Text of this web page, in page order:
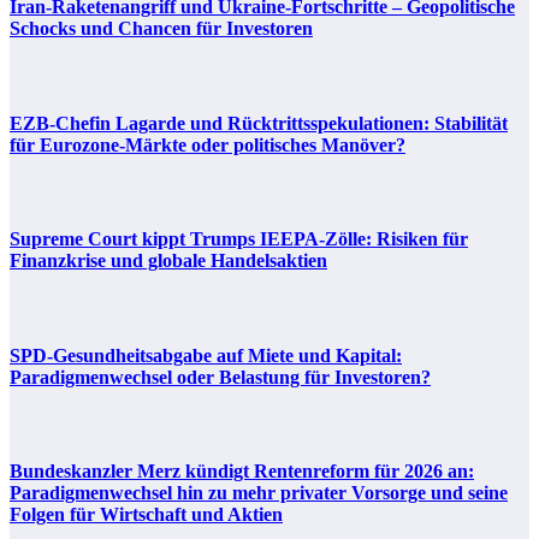
Iran-Raketenangriff und Ukraine-Fortschritte – Geopolitische
Schocks und Chancen für Investoren
EZB-Chefin Lagarde und Rücktrittsspekulationen: Stabilität
für Eurozone-Märkte oder politisches Manöver?
Supreme Court kippt Trumps IEEPA-Zölle: Risiken für
Finanzkrise und globale Handelsaktien
SPD-Gesundheitsabgabe auf Miete und Kapital:
Paradigmenwechsel oder Belastung für Investoren?
Bundeskanzler Merz kündigt Rentenreform für 2026 an:
Paradigmenwechsel hin zu mehr privater Vorsorge und seine
Folgen für Wirtschaft und Aktien